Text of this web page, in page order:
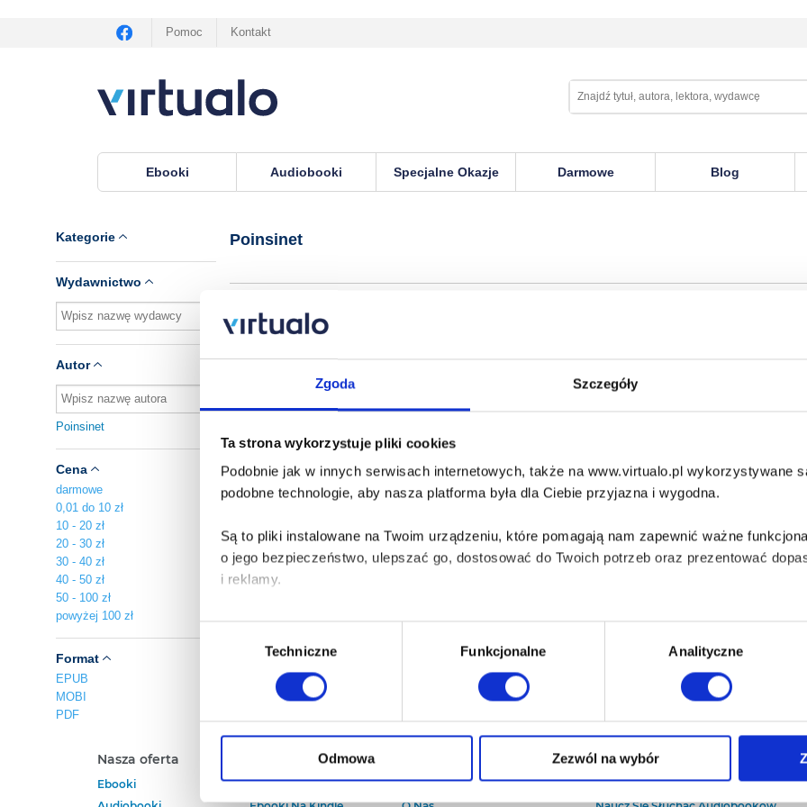
Zgoda Szczegóły
Ta strona wykorzystuje pliki cookies
Podobnie jak w innych serwisach internetowych, także na www.virtualo.pl wykorzystywane
podobne technologie, aby nasza platforma była dla Ciebie przyjazna i wygodna.
Są to pliki instalowane na Twoim urządzeniu, które pomagają nam zapewnić ważne
o jego bezpieczeństwo, ulepszać go, dostosować do Twoich potrzeb oraz prezentować
i reklamy.
Poza plikami, które są nam niezbędne do prawidłowego i bezpiecznego działania serwisu -
Twojej zgody.
Każda udzielona zgoda poprawi Twoje doświadczenia jeśli jesteś naszym Użytkownikiem.
Techniczne Funkcjonalne Analityczne
Odmowa Zezwól na wybór
Pomoc Kontakt
Ebooki Audiobooki Specjalne Okazje Darmowe
Blog
Kategorie
Wydawnictwo
Autor
Poinsinet
Cena
darmowe
0,01 do 10 zł
10 - 20 zł
20 - 30 zł
30 - 40 zł
40 - 50 zł
50 - 100 zł
powyżej 100 zł
Format
EPUB
MOBI
PDF
Poinsinet
Brak pozycji.
Nasza oferta
Ebooki
Polecamy
Darmowe Ebooki
Kontakt
Baza wiedzy
Który Format Ebooka Wybrać?